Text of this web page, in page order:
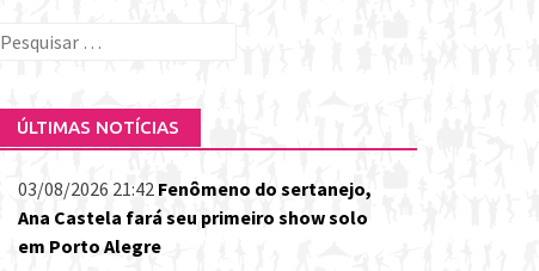
Pesquisar
ÚLTIMAS NOTÍCIAS
03/08/2026 21:42 Fenômeno do sertanejo,
Ana Castela fará seu primeiro show solo
em Porto Alegre